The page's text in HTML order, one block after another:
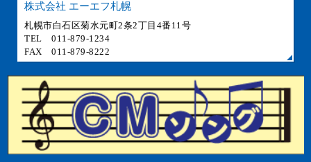
株式会社 エーエフ札幌
札幌市白石区菊水元町2条2丁目4番11号
TEL 011-879-1234
FAX 011-879-8222